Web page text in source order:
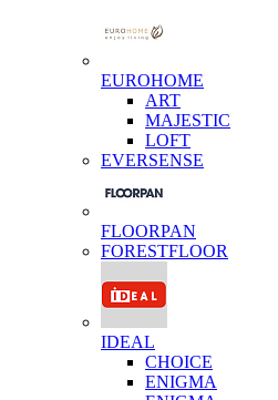
EUROHOME
ART
MAJESTIC
LOFT
EVERSENSE
FLOORPAN
FORESTFLOOR
IDEAL
CHOICE
ENIGMA